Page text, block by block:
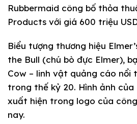
Rubbermaid công bố thỏa
Products với giá 600 triệu
Biểu tượng thương hiệu
the Bull (chú bò đực Elmer),
Cow – linh vật quảng cáo nổi
trong thế kỷ 20. Hình ảnh
xuất hiện trong logo của
nay.